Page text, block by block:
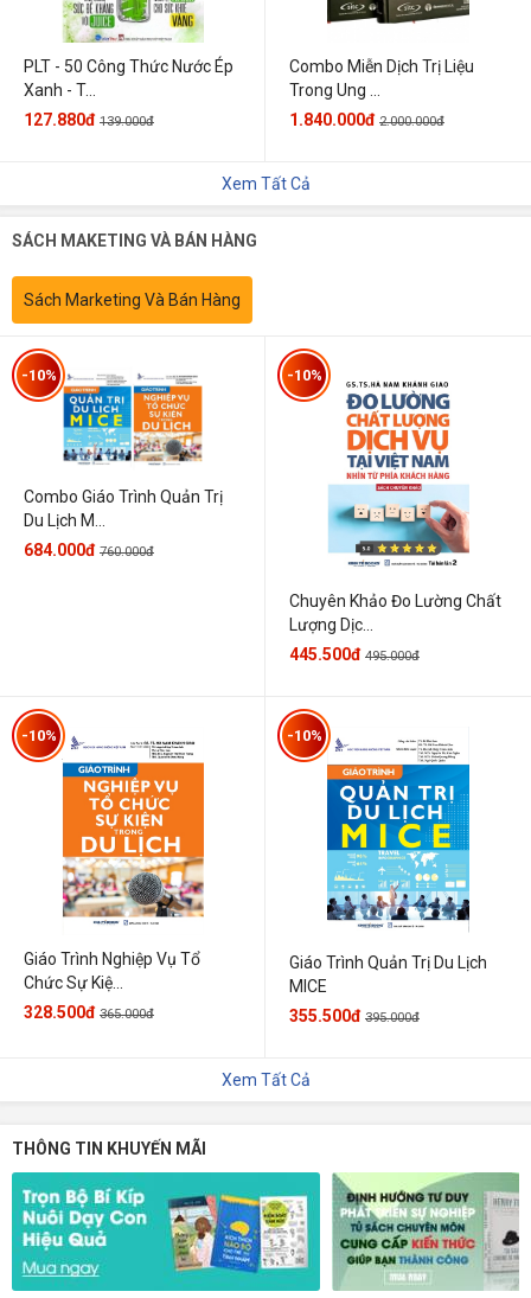
PLT - 50 Công Thức Nước Ép
Xanh - T...
127.880đ 139.000đ
Combo Miễn Dịch Trị Liệu
Trong Ung ...
1.840.000đ 2.000.000đ
Xem Tất Cả
SÁCH MAKETING VÀ BÁN HÀNG
Sách Marketing Và Bán Hàng
Combo Giáo Trình Quản Trị
Du Lịch M...
-10%
684.000đ 760.000đ
Chuyên Khảo Đo Lường Chất
Lượng Dịc...
-10%
445.500đ 495.000đ
Giáo Trình Nghiệp Vụ Tổ
Chức Sự Kiệ...
-10%
328.500đ 365.000đ
Giáo Trình Quản Trị Du Lịch
MICE
-10%
355.500đ 395.000đ
Xem Tất Cả
THÔNG TIN KHUYẾN MÃI